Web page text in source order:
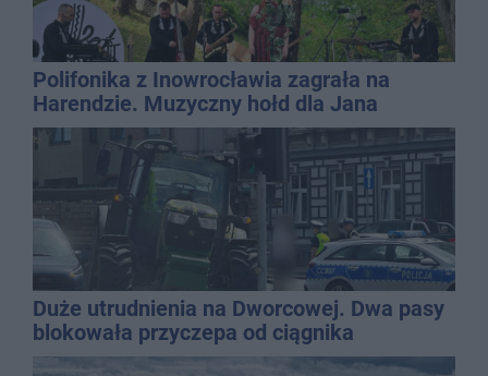
Polifonika z Inowrocławia zagrała na
Harendzie. Muzyczny hołd dla Jana
Kasprowicza
Duże utrudnienia na Dworcowej. Dwa pasy
blokowała przyczepa od ciągnika